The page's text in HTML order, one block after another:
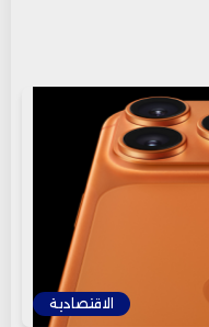
الاقتصادية